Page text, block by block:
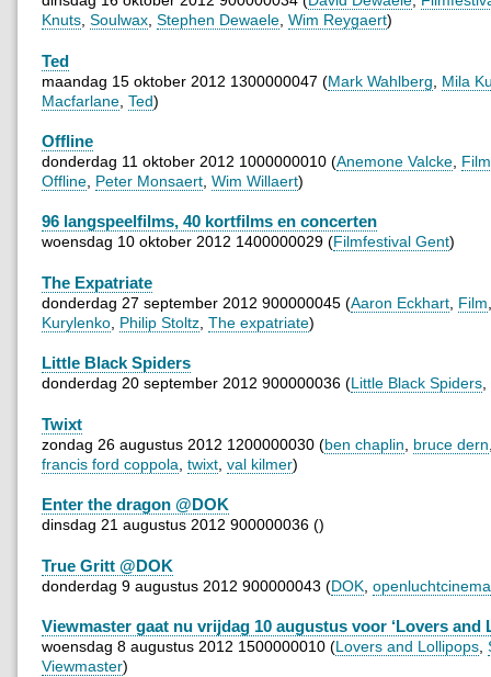
Knuts Soulwax Stephen Dewaele Wim Reygaert)
Ted
maandag 15 oktober 2012 1300000047 (Mark Wahlberg
Mila
Macfarlane Ted)
Offline
donderdag 11 oktober 2012 1000000010 (Anemone Valcke
Offline Peter Monsaert Wim Willaert)
96 langspeelfilms, 40 kortfilms en concerten
woensdag 10 oktober 2012 1400000029 (Filmfestival Gent)
The Expatriate
donderdag 27 september 2012 900000045 (Aaron Eckhart Film
Kurylenko Philip Stoltz The expatriate)
Little Black Spiders
donderdag 20 september 2012 900000036 (Little Black Spiders,
Twixt
zondag 26 augustus 2012 1200000030 (ben chaplin bruce dern
francis ford coppola twixt val kilmer)
Enter the dragon @DOK
dinsdag 21 augustus 2012 900000036 ()
True Gritt @DOK
donderdag 9 augustus 2012 900000043 (DOK openluchtcinema
Viewmaster gaat nu vrijdag 10 augustus voor ‘Lovers and
woensdag 8 augustus 2012 1500000010 (Lovers and Lollipops,
Viewmaster)